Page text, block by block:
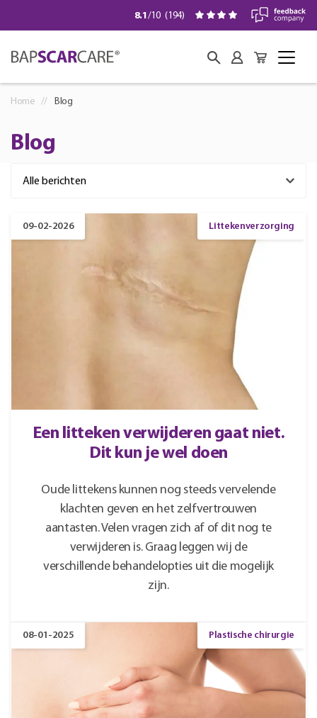
8.1/10 (194)
Home Blog
Blog
09-02-2026 Littekenverzorging
Een litteken verwijderen gaat niet.
Dit kun je wel doen
Oude littekens kunnen nog steeds vervelende
klachten geven en het zelfvertrouwen
aantasten. Velen vragen zich af of dit nog te
verwijderen is. Graag leggen wij de
verschillende behandelopties uit die mogelijk
zijn.
08-01-2025 Plastische chirurgie